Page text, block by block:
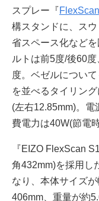
スプレー『
構スタンドに、スウ
省スペース化など
ルトは前5度/後60
度。ベゼルについ
を並べるタイリン
(左右12.85mm)。
費電力は40W(節電
『EIZO FlexScan
角432mm)を採用し
なり、本体サイズ
406mm、重量が約